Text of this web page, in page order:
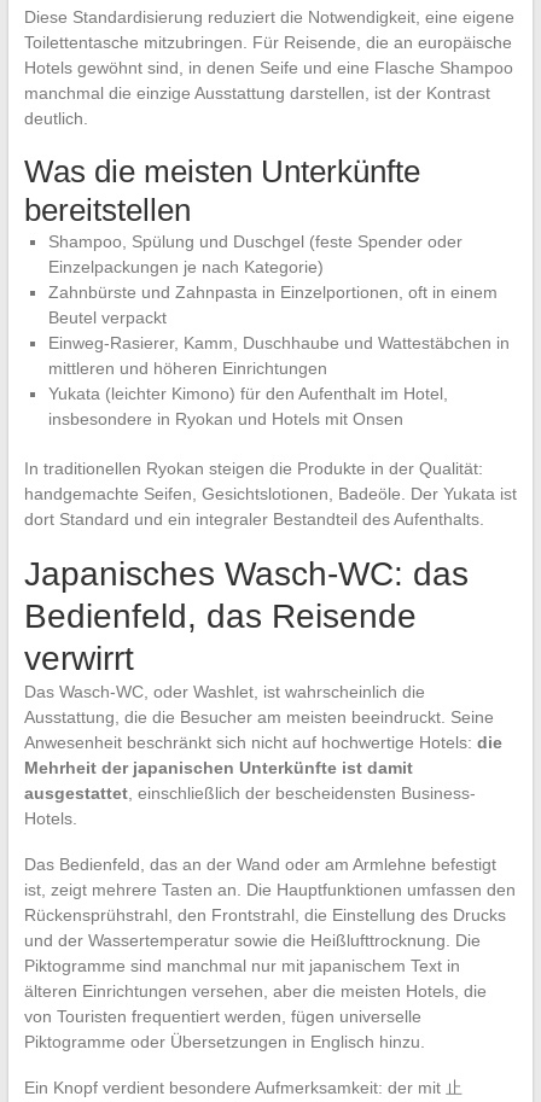
Diese Standardisierung reduziert die Notwendigkeit, eine eigene
Toilettentasche mitzubringen. Für Reisende, die an europäische
Hotels gewöhnt sind, in denen Seife und eine Flasche Shampoo
manchmal die einzige Ausstattung darstellen, ist der Kontrast
deutlich.
Was die meisten Unterkünfte
bereitstellen
Shampoo, Spülung und Duschgel (feste Spender oder
Einzelpackungen je nach Kategorie)
Zahnbürste und Zahnpasta in Einzelportionen, oft in einem
Beutel verpackt
Einweg-Rasierer, Kamm, Duschhaube und Wattestäbchen in
mittleren und höheren Einrichtungen
Yukata (leichter Kimono) für den Aufenthalt im Hotel,
insbesondere in Ryokan und Hotels mit Onsen
In traditionellen Ryokan steigen die Produkte in der Qualität:
handgemachte Seifen, Gesichtslotionen, Badeöle. Der Yukata ist
dort Standard und ein integraler Bestandteil des Aufenthalts.
Japanisches Wasch-WC: das
Bedienfeld, das Reisende
verwirrt
Das Wasch-WC, oder Washlet, ist wahrscheinlich die
Ausstattung, die die Besucher am meisten beeindruckt. Seine
Anwesenheit beschränkt sich nicht auf hochwertige Hotels: die
Mehrheit der japanischen Unterkünfte ist damit
ausgestattet, einschließlich der bescheidensten Business-
Hotels.
Das Bedienfeld, das an der Wand oder am Armlehne befestigt
ist, zeigt mehrere Tasten an. Die Hauptfunktionen umfassen den
Rückensprühstrahl, den Frontstrahl, die Einstellung des Drucks
und der Wassertemperatur sowie die Heißlufttrocknung. Die
Piktogramme sind manchmal nur mit japanischem Text in
älteren Einrichtungen versehen, aber die meisten Hotels, die
von Touristen frequentiert werden, fügen universelle
Piktogramme oder Übersetzungen in Englisch hinzu.
Ein Knopf verdient besondere Aufmerksamkeit: der mit 止